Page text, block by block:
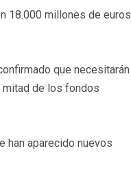
18.000 millones de euros
que necesitarán
mitad de los fondos
han aparecido nuevos